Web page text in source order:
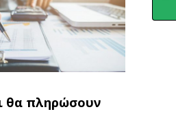
θα πληρώσουν